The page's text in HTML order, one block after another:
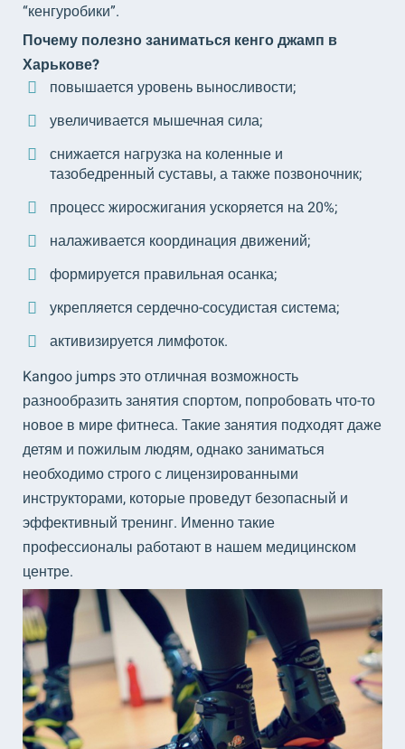
“кенгуробики”.
Почему полезно заниматься кенго джамп в
Харькове?
повышается уровень выносливости;
увеличивается мышечная сила;
снижается нагрузка на коленные и
тазобедренный суставы, а также позвоночник;
процесс жиросжигания ускоряется на 20%;
налаживается координация движений;
формируется правильная осанка;
укрепляется сердечно-сосудистая система;
активизируется лимфоток.
Kangoo jumps это отличная возможность
разнообразить занятия спортом, попробовать что-то
новое в мире фитнеса. Такие занятия подходят даже
детям и пожилым людям, однако заниматься
необходимо строго с лицензированными
инструкторами, которые проведут безопасный и
эффективный тренинг. Именно такие
профессионалы работают в нашем медицинском
центре.